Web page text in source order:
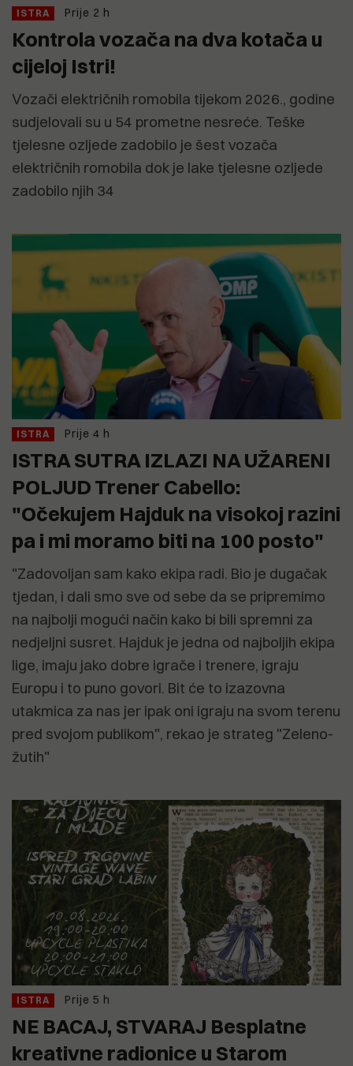
ISTRA Prije 2 h
Kontrola vozača na dva kotača u
cijeloj Istri!
Vozači električnih romobila tijekom 2026., godine
sudjelovali su u 54 prometne nesreće. Teške
tjelesne ozljede zadobilo je šest vozača
električnih romobila dok je lake tjelesne ozljede
zadobilo njih 34
ISTRA Prije 4 h
ISTRA SUTRA IZLAZI NA UŽARENI
POLJUD Trener Cabello:
"Očekujem Hajduk na visokoj razini
pa i mi moramo biti na 100 posto"
"Zadovoljan sam kako ekipa radi. Bio je dugačak
tjedan, i dali smo sve od sebe da se pripremimo
na najbolji mogući način kako bi bili spremni za
nedjeljni susret. Hajduk je jedna od najboljih ekipa
lige, imaju jako dobre igrače i trenere, igraju
Europu i to puno govori. Bit će to izazovna
utakmica za nas jer ipak oni igraju na svom terenu
pred svojom publikom", rekao je strateg "Zeleno-
žutih"
ISTRA Prije 5 h
NE BACAJ, STVARAJ Besplatne
kreativne radionice u Starom